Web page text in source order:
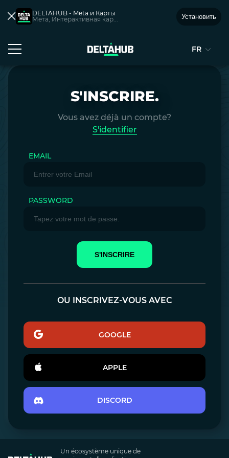
DELTAHUB - Meta и Карты
Мета, Интерактивная кар...
Установить
FR
S'INSCRIRE.
Vous avez déjà un compte?
S'identifier
EMAIL
PASSWORD
S'INSCRIRE
OU INSCRIVEZ-VOUS AVEC
GOOGLE
APPLE
DISCORD
Un écosystème unique de